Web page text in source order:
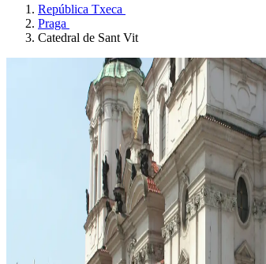
República Txeca
Praga
Catedral de Sant Vit